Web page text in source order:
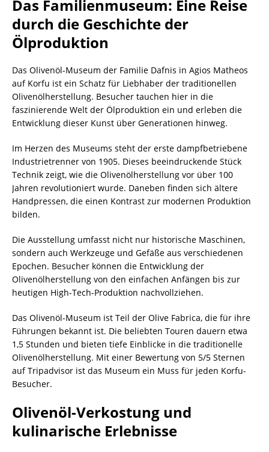
Das Familienmuseum: Eine Reise
durch die Geschichte der
Ölproduktion
Das Olivenöl-Museum der Familie Dafnis in Agios Matheos
auf Korfu ist ein Schatz für Liebhaber der traditionellen
Olivenölherstellung. Besucher tauchen hier in die
faszinierende Welt der Ölproduktion ein und erleben die
Entwicklung dieser Kunst über Generationen hinweg.
Im Herzen des Museums steht der erste dampfbetriebene
Industrietrenner von 1905. Dieses beeindruckende Stück
Technik zeigt, wie die Olivenölherstellung vor über 100
Jahren revolutioniert wurde. Daneben finden sich ältere
Handpressen, die einen Kontrast zur modernen Produktion
bilden.
Die Ausstellung umfasst nicht nur historische Maschinen,
sondern auch Werkzeuge und Gefäße aus verschiedenen
Epochen. Besucher können die Entwicklung der
Olivenölherstellung von den einfachen Anfängen bis zur
heutigen High-Tech-Produktion nachvollziehen.
Das Olivenöl-Museum ist Teil der Olive Fabrica, die für ihre
Führungen bekannt ist. Die beliebten Touren dauern etwa
1,5 Stunden und bieten tiefe Einblicke in die traditionelle
Olivenölherstellung. Mit einer Bewertung von 5/5 Sternen
auf Tripadvisor ist das Museum ein Muss für jeden Korfu-
Besucher.
Olivenöl-Verkostung und
kulinarische Erlebnisse